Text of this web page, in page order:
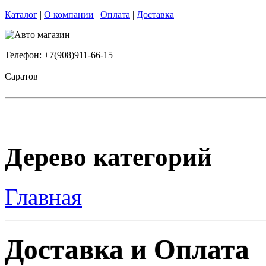
Каталог | О компании | Оплата | Доставка
Телефон: +7(908)911-66-15
Саратов
Дерево категорий
Главная
Доставка и Оплата